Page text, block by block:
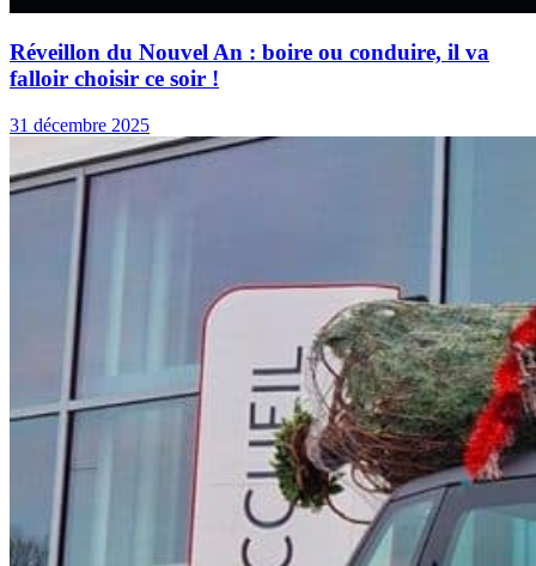
Réveillon du Nouvel An : boire ou conduire, il va
falloir choisir ce soir !
31 décembre 2025